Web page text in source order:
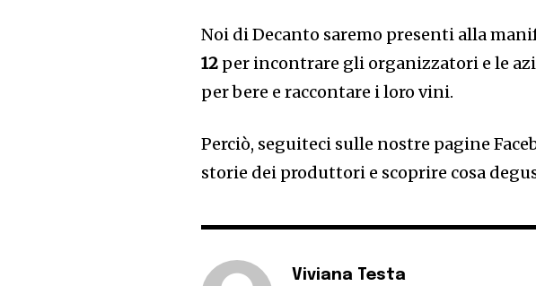
Noi di Decanto saremo presenti alla
12 per incontrare gli organizzatori e le
per bere e raccontare i loro vini.
Perciò, seguiteci sulle nostre pagine
storie dei produttori e scoprire cosa
Viviana Testa